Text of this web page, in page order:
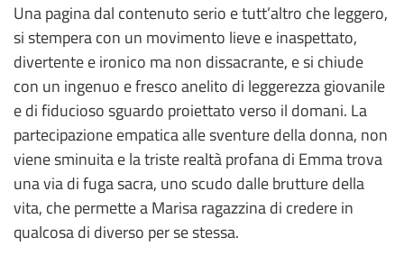
Una pagina dal contenuto serio e tutt’altro che leggero,
si stempera con un movimento lieve e inaspettato,
divertente e ironico ma non dissacrante, e si chiude
con un ingenuo e fresco anelito di leggerezza giovanile
e di fiducioso sguardo proiettato verso il domani. La
partecipazione empatica alle sventure della donna, non
viene sminuita e la triste realtà profana di Emma trova
una via di fuga sacra, uno scudo dalle brutture della
vita, che permette a Marisa ragazzina di credere in
qualcosa di diverso per se stessa.